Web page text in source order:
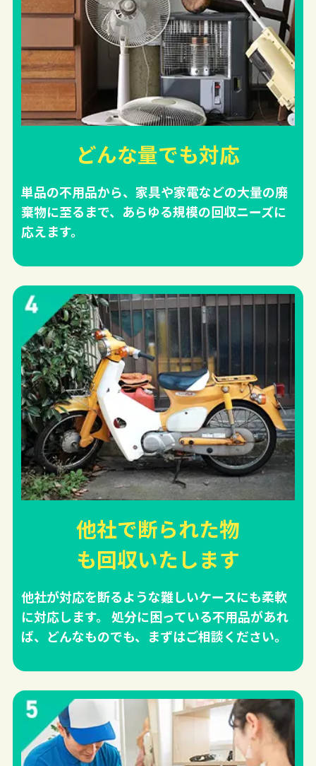
どんな量でも対応
単品の不用品から、家具や家電などの大量の廃
棄物に至るまで、あらゆる規模の回収ニーズに
応えます。
他社で断られた物
も回収いたします
他社が対応を断るような難しいケースにも柔軟
に対応します。 処分に困っている不用品があれ
ば、どんなものでも、まずはご相談ください。